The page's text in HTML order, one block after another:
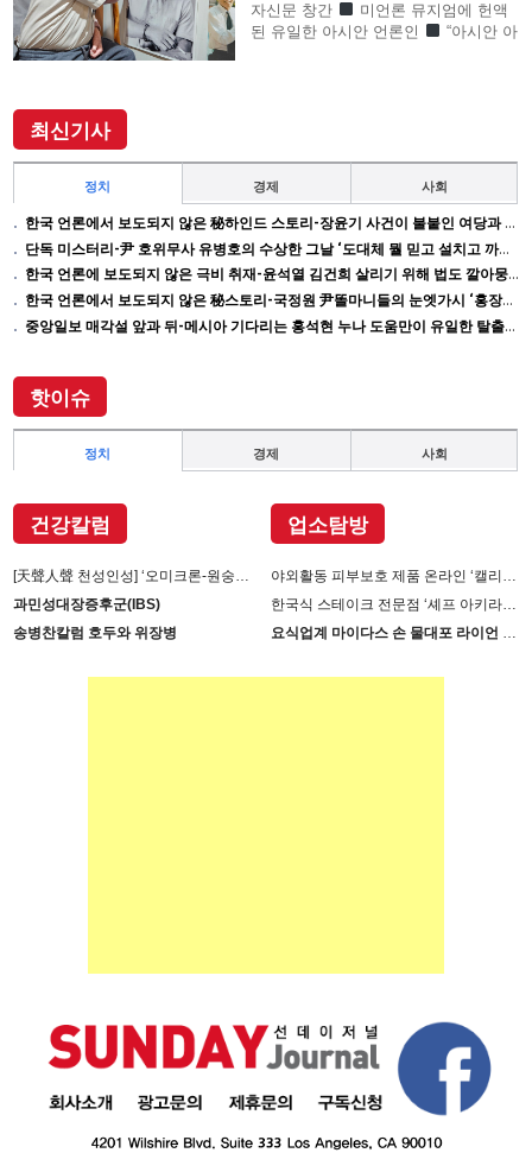
자신문 창간
미언론 뮤지엄에 헌액
된 유일한 아시안 언론인
“아시안 아
최신기사
정치 경제 사회
한국 언론에서 보도되지 않은 秘하인드 스토리-장윤기 사건이 불붙인 여당과 검찰의 보완 수사권 전쟁
단독 미스터리-尹 호위무사 유병호의 수상한 그날 ‘도대체 뭘 믿고 설치고 까부나 했더니…’
한국 언론에 보도되지 않은 극비 취재-윤석열 김건희 살리기 위해 법도 깔아뭉갠 심우정의 자충수
한국 언론에서 보도되지 않은 秘스토리-국정원 尹똘마니들의 눈엣가시 ‘홍장원’ 죽이기
중앙일보 매각설 앞과 뒤-메시아 기다리는 홍석현 누나 도움만이 유일한 탈출구인데 …
핫이슈
정치 경제 사회
건강칼럼
[天聲人聲 천성인성] ‘오미크론-원숭이 두창’장난 아니다
과민성대장증후군(IBS)
송병찬칼럼 호두와 위장병
업소탐방
야외활동 피부보호 제품 온라인 ‘캘리제이’(Cali-j)에서 판매
한국식 스테이크 전문점 ‘셰프 아키라백의 AB스테이크’ 진출
요식업계 마이다스 손 물대포 라이언 손 사장의 인생 필살기